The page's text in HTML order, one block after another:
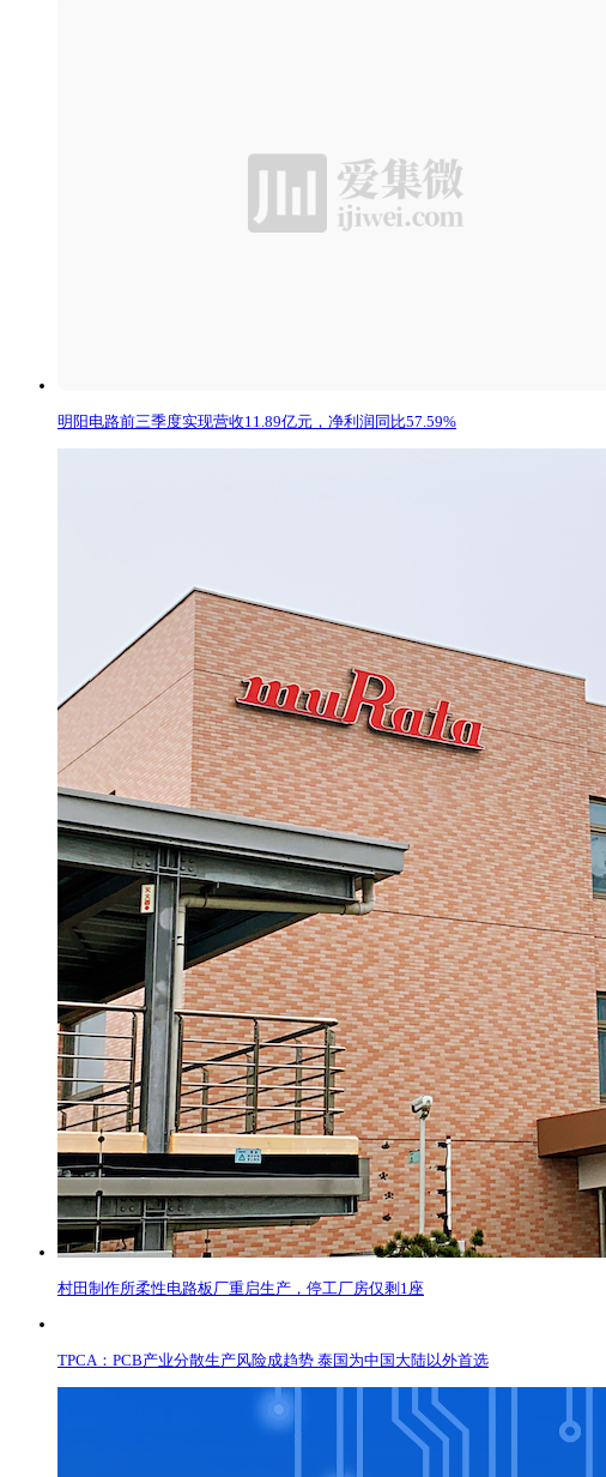
明阳电路前三季度实现营收11.89亿元，净利润同比57.59%
村田制作所柔性电路板厂重启生产，停工厂房仅剩1座
TPCA：PCB产业分散生产风险成趋势 泰国为中国大陆以外首选